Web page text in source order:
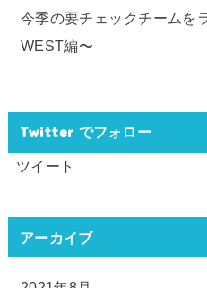
今季の要チェックチームを
WEST編〜
Twitter でフォロー
ツイート
アーカイブ